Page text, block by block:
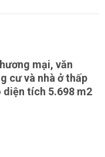
mại, văn
cư và nhà ở thấp
tích 5.698 m2